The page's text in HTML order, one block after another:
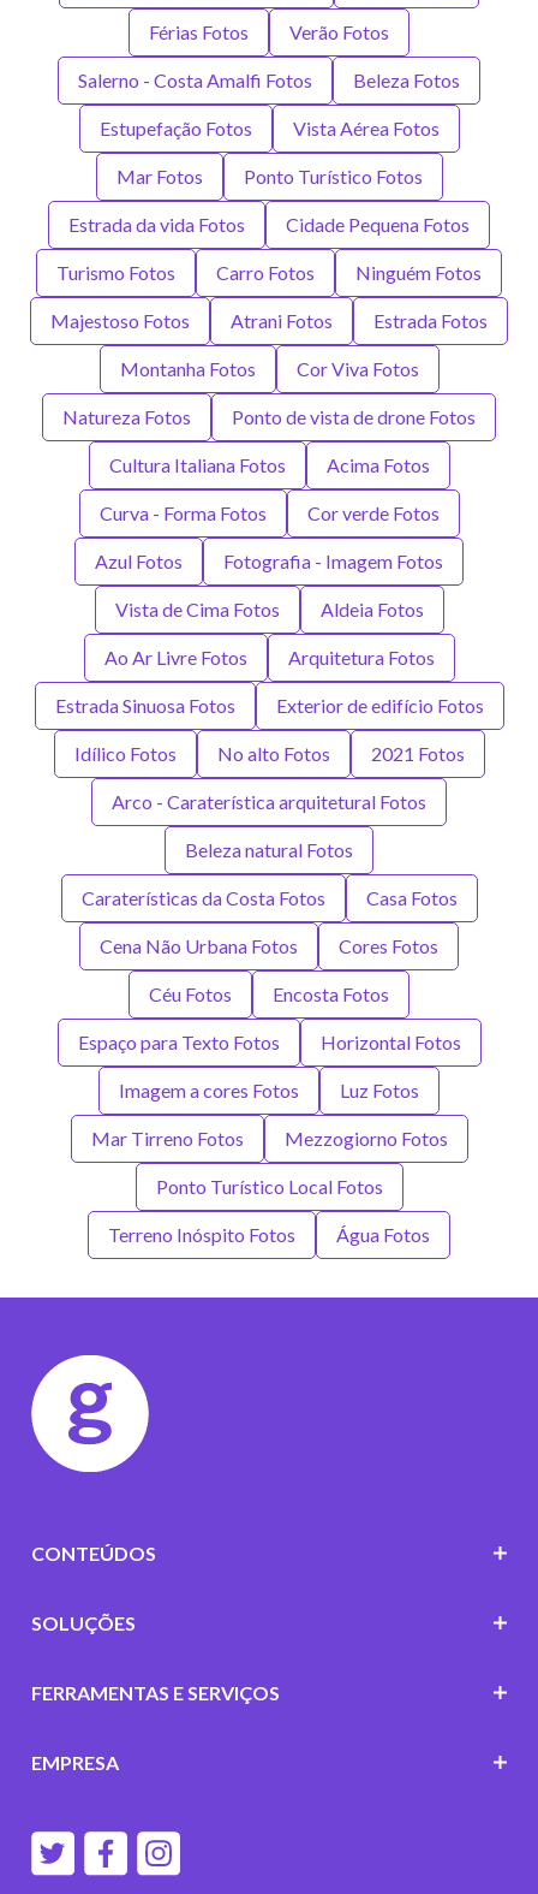
Férias Fotos Verão Fotos
Salerno - Costa Amalfi Fotos Beleza Fotos
Estupefação Fotos Vista Aérea Fotos
Mar Fotos Ponto Turístico Fotos
Estrada da vida Fotos Cidade Pequena Fotos
Turismo Fotos Carro Fotos Ninguém Fotos
Majestoso Fotos Atrani Fotos Estrada Fotos
Montanha Fotos Cor Viva Fotos
Natureza Fotos Ponto de vista de drone Fotos
Cultura Italiana Fotos Acima Fotos
Curva - Forma Fotos Cor verde Fotos
Azul Fotos Fotografia - Imagem Fotos
Vista de Cima Fotos Aldeia Fotos
Ao Ar Livre Fotos Arquitetura Fotos
Estrada Sinuosa Fotos Exterior de edifício Fotos
Idílico Fotos No alto Fotos 2021 Fotos
Arco - Caraterística arquitetural Fotos
Beleza natural Fotos
Caraterísticas da Costa Fotos Casa Fotos
Cena Não Urbana Fotos Cores Fotos
Céu Fotos Encosta Fotos
Espaço para Texto Fotos Horizontal Fotos
Imagem a cores Fotos Luz Fotos
Mar Tirreno Fotos Mezzogiorno Fotos
Ponto Turístico Local Fotos
Terreno Inóspito Fotos Água Fotos
CONTEÚDOS
SOLUÇÕES
FERRAMENTAS E SERVIÇOS
EMPRESA